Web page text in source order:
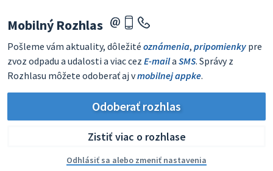
Mobilný Rozhlas
Pošleme vám aktuality, dôležité oznámenia, pripomienky pre
zvoz odpadu a udalosti a viac cez E-maila SMS. Správy z
Rozhlasu môžete odoberať aj vmobilnej appke.
Odoberať rozhlas
Zistiť viac o rozhlase
Odhlásiť sa alebo zmeniť nastavenia